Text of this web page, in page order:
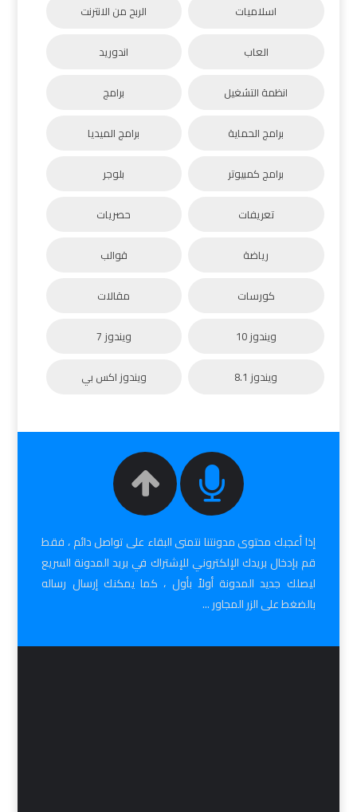
اسلاميات الربح من الانترنت
العاب اندوريد
انظمة التشغيل برامج
برامج الحماية برامج الميديا
برامج كمبيوتر بلوجر
تعريفات حصريات
رياضة قوالب
كورسات مقالات
ويندوز 10 ويندوز 7
ويندوز 8.1 ويندوز اكس بي
إذا أعجبك محتوى مدونتنا نتمنى البقاء على تواصل دائم ، فقط
قم بإدخال بريدك الإلكتروني للإشتراك في بريد المدونة السريع
ليصلك جديد المدونة أولاً بأول ، كما يمكنك إرسال رساله
بالضغط على الزر المجاور ...